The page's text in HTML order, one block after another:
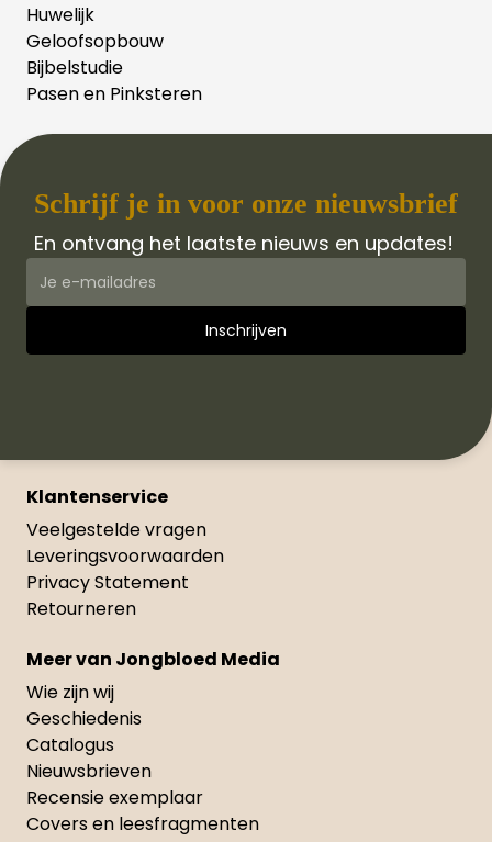
Huwelijk
Geloofsopbouw
Bijbelstudie
Pasen en Pinksteren
Schrijf je in voor onze nieuwsbrief
En ontvang het laatste nieuws en updates!
Klantenservice
Veelgestelde vragen
Leveringsvoorwaarden
Privacy Statement
Retourneren
Meer van Jongbloed Media
Wie zijn wij
Geschiedenis
Catalogus
Nieuwsbrieven
Recensie exemplaar
Covers en leesfragmenten